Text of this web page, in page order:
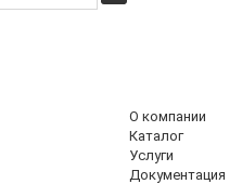
О компании
Каталог
Услуги
Документация